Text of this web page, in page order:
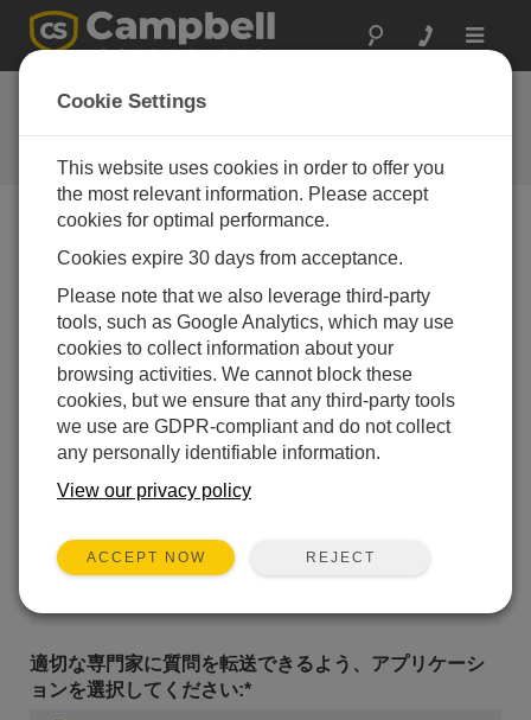
Toggle
お問い合わせ
通常1営業日以内に対応いたしま
す。
家がご連絡いたします。* = 必須項目です。
質問の種類を選択してください:
購入や見積について 技術的な質問
ここに質問を入力してください:*
適切な専門家に質問を転送できるよう、アプリケーシ
ョンを選択してください:*
Cookie Settings
This website uses cookies in order to offer you
the most relevant information. Please accept
cookies for optimal performance.
Cookies expire 30 days from acceptance.
Please note that we also leverage third-party
tools, such as Google Analytics, which may use
cookies to collect information about your
browsing activities. We cannot block these
cookies, but we ensure that any third-party tools
we use are GDPR-compliant and do not collect
any personally identifiable information.
View our privacy policy
ACCEPT NOW REJECT